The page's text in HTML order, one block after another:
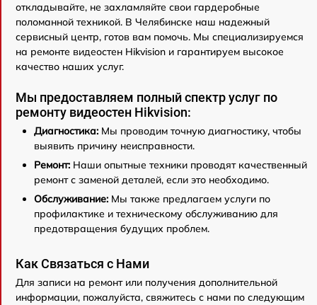
откладывайте, не захламляйте свои гардеробные
поломанной техникой. В Челябинске наш надежный
сервисный центр, готов вам помочь. Мы специализируемся
на ремонте видеостен Hikvision и гарантируем высокое
качество наших услуг.
Мы предоставляем полный спектр услуг по
ремонту видеостен Hikvision:
Диагностика: Мы проводим точную диагностику, чтобы
выявить причину неисправности.
Ремонт: Наши опытные техники проводят качественный
ремонт с заменой деталей, если это необходимо.
Обслуживание: Мы также предлагаем услуги по
профилактике и техническому обслуживанию для
предотвращения будущих проблем.
Как Связаться с Нами
Для записи на ремонт или получения дополнительной
информации, пожалуйста, свяжитесь с нами по следующим